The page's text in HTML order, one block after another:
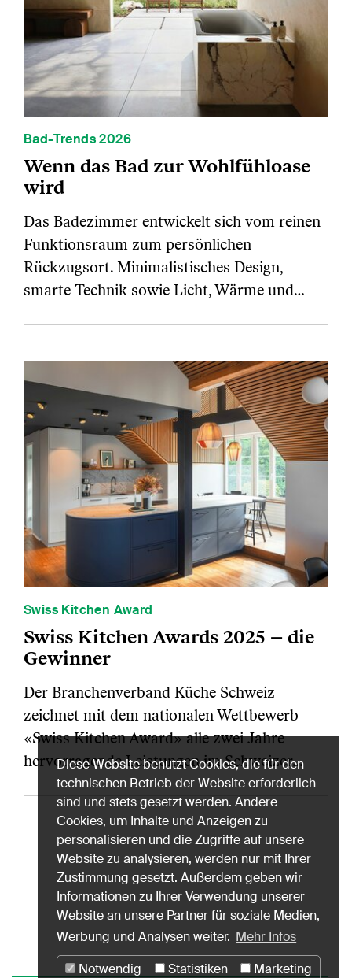
Bad-Trends 2026
Wenn das Bad zur Wohlfühloase
wird
Das Badezimmer entwickelt sich vom reinen
Funktionsraum zum persönlichen
Rückzugsort. Minimalistisches Design,
smarte Technik sowie Licht, Wärme und…
Swiss Kitchen Award
Swiss Kitchen Awards 2025 – die
Gewinner
Der Branchenverband Küche Schweiz
zeichnet mit dem nationalen Wettbewerb
«Swiss Kitchen Award» alle zwei Jahre
hervorragende Leistungen im Schweizer…
Diese Website benutzt Cookies, die für den
technischen Betrieb der Website erforderlich
sind und stets gesetzt werden. Andere
Cookies, um Inhalte und Anzeigen zu
personalisieren und die Zugriffe auf unsere
Website zu analysieren, werden nur mit Ihrer
Zustimmung gesetzt. Außerdem geben wir
Informationen zu Ihrer Verwendung unserer
Website an unsere Partner für soziale Medien,
Werbung und Analysen weiter. Mehr Infos
Notwendig
Statistiken Marketing